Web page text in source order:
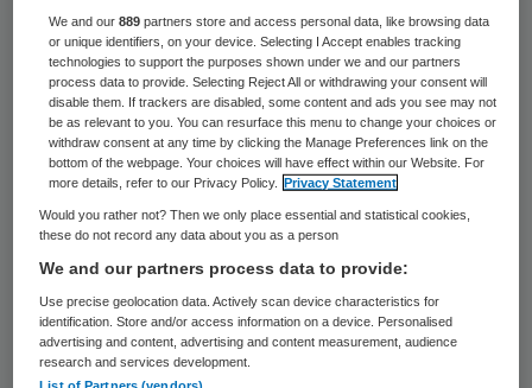
meerderheid van de stemmende FNV- en
FBZ-leden is akkoord gegaan met de
loonsverhoging. In 16 maanden stijgt het
salaris met 10 procent.
In mei kregen ghz-medewerkers er
stapsgewijs verhoogd. De werknemers
krijgen er in september eerst 3 procent bij
We and our889 partners store and access personal data, like browsing data
or unique identifiers, on your device. Selecting I Accept enables tracking
technologies to support the purposes shown under we and our partners
process data to provide. Selecting Reject All or withdrawing your consent will
disable them. If trackers are disabled, some content and ads you see may not
be as relevant to you. You can resurface this menu to change your choices or
withdraw consent at any time by clicking the Manage Preferences link on the
bottom of the webpage. Your choices will have effect within our Website. For
more details, refer to our Privacy Policy.
Privacy Statement
Would you rather not? Then we only place essential and statistical cookies,
these do not record any data about you as a person
We and our partners process data to provide:
Use precise geolocation data. Actively scan device characteristics for
identification. Store and/or access information on a device. Personalised
advertising and content, advertising and content measurement, audience
research and services development.